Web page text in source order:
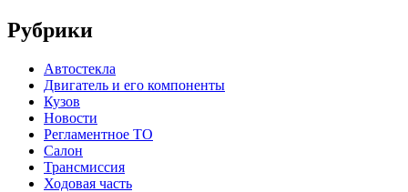
Рубрики
Автостекла
Двигатель и его компоненты
Кузов
Новости
Регламентное ТО
Салон
Трансмиссия
Ходовая часть